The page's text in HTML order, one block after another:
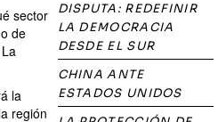
sector
de
la
región
DISPUTA: REDEFINIR
LA DEMOCRACIA
DESDE EL SUR
CHINA ANTE
ESTADOS UNIDOS